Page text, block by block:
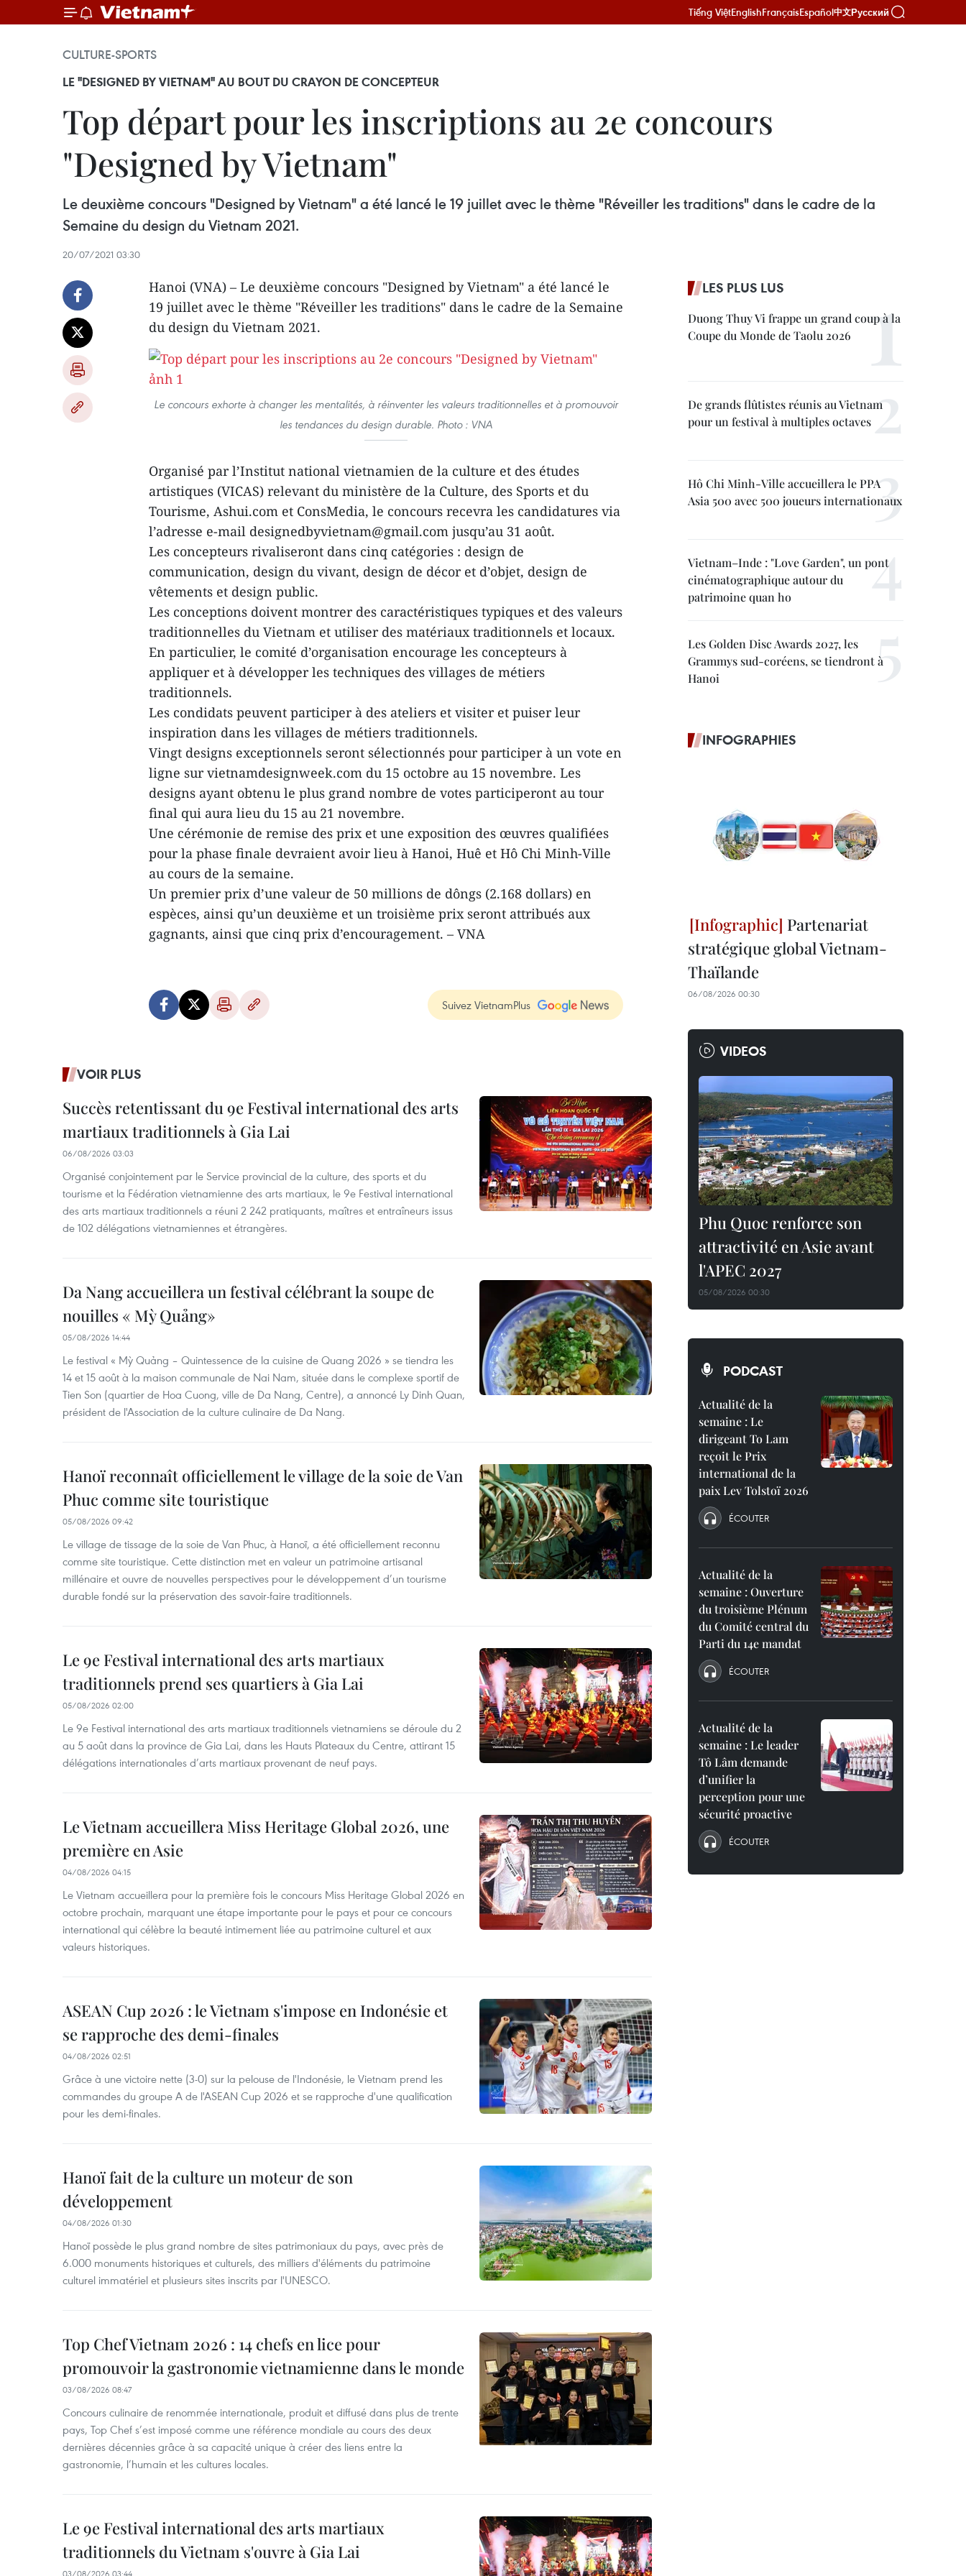
Tiếng ViệtEnglishFrançaisEspañol中文Русский
CULTURE-SPORTS
LE "DESIGNED BY VIETNAM" AU BOUT DU CRAYON DE CONCEPTEUR
Top départ pour les inscriptions au 2e concours
"Designed by Vietnam"
Le deuxième concours "Designed by Vietnam" a été lancé le 19 juillet avec le thème "Réveiller les traditions" dans le cadre de la
Semaine du design du Vietnam 2021.
20/07/2021 03:30
Hanoi (VNA) – Le deuxième concours "Designed by Vietnam" a été lancé le
19 juillet avec le thème "Réveiller les traditions" dans le cadre de la Semaine
du design du Vietnam 2021.
Le concours exhorte à changer les mentalités, à réinventer les valeurs traditionnelles et à promouvoir
les tendances du design durable. Photo : VNA
Organisé par l’Institut national vietnamien de la culture et des études
artistiques (VICAS) relevant du ministère de la Culture, des Sports et du
Tourisme, Ashui.com et ConsMedia, le concours recevra les candidatures via
l’adresse e-mail designedbyvietnam@gmail.com jusqu’au 31 août.
Les concepteurs rivaliseront dans cinq catégories : design de
communication, design du vivant, design de décor et d’objet, design de
vêtements et design public.
Les conceptions doivent montrer des caractéristiques typiques et des valeurs
traditionnelles du Vietnam et utiliser des matériaux traditionnels et locaux.
En particulier, le comité d’organisation encourage les concepteurs à
appliquer et à développer les techniques des villages de métiers
traditionnels.
Les condidats peuvent participer à des ateliers et visiter et puiser leur
inspiration dans les villages de métiers traditionnels.
Vingt designs exceptionnels seront sélectionnés pour participer à un vote en
ligne sur vietnamdesignweek.com du 15 octobre au 15 novembre. Les
designs ayant obtenu le plus grand nombre de votes participeront au tour
final qui aura lieu du 15 au 21 novembre.
Une cérémonie de remise des prix et une exposition des œuvres qualifiées
pour la phase finale devraient avoir lieu à Hanoi, Huê et Hô Chi Minh-Ville
au cours de la semaine.
Un premier prix d’une valeur de 50 millions de dôngs (2.168 dollars) en
espèces, ainsi qu’un deuxième et un troisième prix seront attribués aux
gagnants, ainsi que cinq prix d’encouragement. – VNA
Suivez VietnamPlus
VOIR PLUS
Succès retentissant du 9e Festival international des arts
martiaux traditionnels à Gia Lai
06/08/2026 03:03
Organisé conjointement par le Service provincial de la culture, des sports et du
tourisme et la Fédération vietnamienne des arts martiaux, le 9e Festival international
des arts martiaux traditionnels a réuni 2 242 pratiquants, maîtres et entraîneurs issus
de 102 délégations vietnamiennes et étrangères.
Da Nang accueillera un festival célébrant la soupe de
nouilles « Mỳ Quảng»
05/08/2026 14:44
Le festival « Mỳ Quảng – Quintessence de la cuisine de Quang 2026 » se tiendra les
14 et 15 août à la maison communale de Nai Nam, située dans le complexe sportif de
Tien Son (quartier de Hoa Cuong, ville de Da Nang, Centre), a annoncé Ly Dinh Quan,
président de l'Association de la culture culinaire de Da Nang.
Hanoï reconnaît officiellement le village de la soie de Van
Phuc comme site touristique
05/08/2026 09:42
Le village de tissage de la soie de Van Phuc, à Hanoï, a été officiellement reconnu
comme site touristique. Cette distinction met en valeur un patrimoine artisanal
millénaire et ouvre de nouvelles perspectives pour le développement d’un tourisme
durable fondé sur la préservation des savoir-faire traditionnels.
Le 9e Festival international des arts martiaux
traditionnels prend ses quartiers à Gia Lai
05/08/2026 02:00
Le 9e Festival international des arts martiaux traditionnels vietnamiens se déroule du 2
au 5 août dans la province de Gia Lai, dans les Hauts Plateaux du Centre, attirant 15
délégations internationales d’arts martiaux provenant de neuf pays.
Le Vietnam accueillera Miss Heritage Global 2026, une
première en Asie
04/08/2026 04:15
Le Vietnam accueillera pour la première fois le concours Miss Heritage Global 2026 en
octobre prochain, marquant une étape importante pour le pays et pour ce concours
international qui célèbre la beauté intimement liée au patrimoine culturel et aux
valeurs historiques.
ASEAN Cup 2026 : le Vietnam s'impose en Indonésie et
se rapproche des demi-finales
04/08/2026 02:51
Grâce à une victoire nette (3-0) sur la pelouse de l'Indonésie, le Vietnam prend les
commandes du groupe A de l'ASEAN Cup 2026 et se rapproche d'une qualification
pour les demi-finales.
Hanoï fait de la culture un moteur de son
développement
04/08/2026 01:30
Hanoï possède le plus grand nombre de sites patrimoniaux du pays, avec près de
6.000 monuments historiques et culturels, des milliers d'éléments du patrimoine
culturel immatériel et plusieurs sites inscrits par l'UNESCO.
Top Chef Vietnam 2026 : 14 chefs en lice pour
promouvoir la gastronomie vietnamienne dans le monde
03/08/2026 08:47
Concours culinaire de renommée internationale, produit et diffusé dans plus de trente
pays, Top Chef s’est imposé comme une référence mondiale au cours des deux
dernières décennies grâce à sa capacité unique à créer des liens entre la
gastronomie, l’humain et les cultures locales.
Le 9e Festival international des arts martiaux
traditionnels du Vietnam s'ouvre à Gia Lai
03/08/2026 03:44
LES PLUS LUS
Duong Thuy Vi frappe un grand coup à la
Coupe du Monde de Taolu 2026
De grands flûtistes réunis au Vietnam
pour un festival à multiples octaves
Hô Chi Minh-Ville accueillera le PPA
Asia 500 avec 500 joueurs internationaux
Vietnam–Inde : "Love Garden", un pont
cinématographique autour du
patrimoine quan ho
Les Golden Disc Awards 2027, les
Grammys sud-coréens, se tiendront à
Hanoi
INFOGRAPHIES
Partenariat
stratégique global Vietnam-
Thaïlande
06/08/2026 00:30
VIDEOS
Phu Quoc renforce son
attractivité en Asie avant
l'APEC 2027
05/08/2026 00:30
PODCAST
Actualité de la
semaine : Le
dirigeant To Lam
reçoit le Prix
international de la
paix Lev Tolstoï 2026
ÉCOUTER
Actualité de la
semaine : Ouverture
du troisième Plénum
du Comité central du
Parti du 14e mandat
ÉCOUTER
Actualité de la
semaine : Le leader
Tô Lâm demande
d’unifier la
perception pour une
sécurité proactive
ÉCOUTER